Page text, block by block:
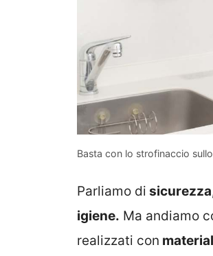
Basta con lo strofinaccio
Parliamo di
igiene. Ma andiamo
realizzati con